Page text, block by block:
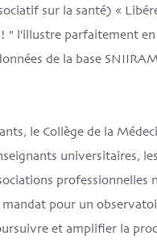
sur la santé) «
" l'illustre parfaitement
de la base
le Collège de la
universitaires,
professionnelles
pour un
et amplifier la